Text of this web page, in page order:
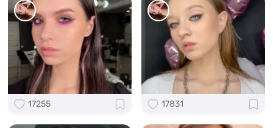
17255 17831